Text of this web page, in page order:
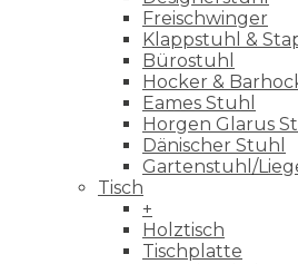
Freischwinger
Klappstuhl &
Bürostuhl
Hocker &
Eames Stuhl
Horgen Glarus
Dänischer Stuhl
Gartenstuhl/
Tisch
+
Holztisch
Tischplatte